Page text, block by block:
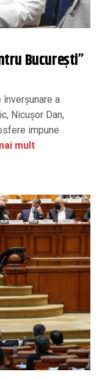
București”
înverșunare a
Nicușor Dan,
impune
mult